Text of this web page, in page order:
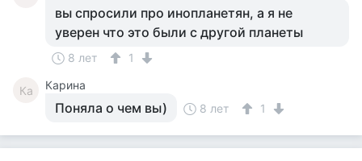
вы спросили про инопланетян, а я не
уверен что это были с другой планеты
8 лет 1
Ка Карина
Поняла о чем вы) 8 лет 1